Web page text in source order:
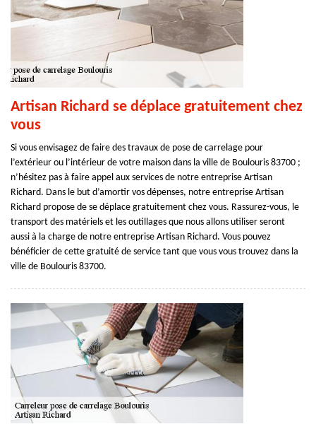
Artisan Richard se déplace gratuitement chez
vous
Si vous envisagez de faire des travaux de pose de carrelage pour
l’extérieur ou l’intérieur de votre maison dans la ville de Boulouris 83700 ;
n’hésitez pas à faire appel aux services de notre entreprise Artisan
Richard. Dans le but d’amortir vos dépenses, notre entreprise Artisan
Richard propose de se déplace gratuitement chez vous. Rassurez-vous, le
transport des matériels et les outillages que nous allons utiliser seront
aussi à la charge de notre entreprise Artisan Richard. Vous pouvez
bénéficier de cette gratuité de service tant que vous vous trouvez dans la
ville de Boulouris 83700.